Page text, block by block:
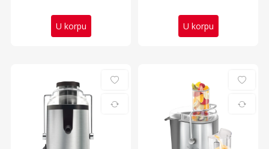
U korpu U korpu